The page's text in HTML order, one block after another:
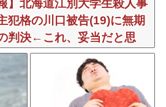
】北海道江別大学生殺人事
犯格の川口被告(19)に無期
判決←これ、妥当だと思
？？？？